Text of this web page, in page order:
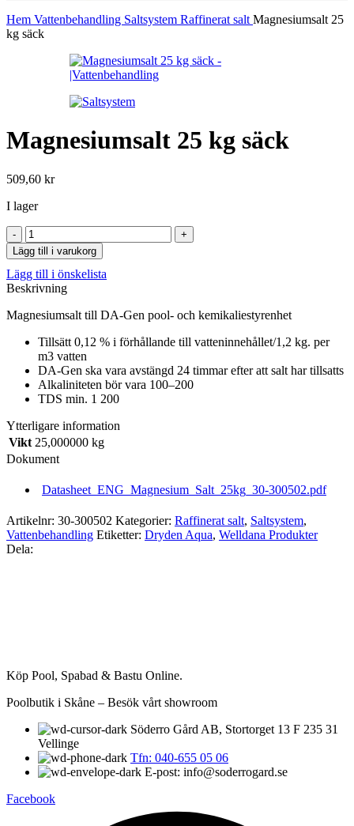
Hem Vattenbehandling Saltsystem Raffinerat salt Magnesiumsalt 25
kg säck
Magnesiumsalt 25 kg säck
509,60 kr
I lager
Magnesiumsalt
25
kg
säck
mängd
Lägg till i varukorg
Lägg till i önskelista
Beskrivning
Magnesiumsalt till DA-Gen pool- och kemikaliestyrenhet
Tillsätt 0,12 % i förhållande till vatteninnehållet/1,2 kg. per
m3 vatten
DA-Gen ska vara avstängd 24 timmar efter att salt har tillsatts
Alkaliniteten bör vara 100–200
TDS min. 1 200
Ytterligare information
Vikt 25,000000 kg
Dokument
Datasheet_ENG_Magnesium_Salt_25kg_30-300502.pdf
Artikelnr: 30-300502 Kategorier: Raffinerat salt, Saltsystem,
Vattenbehandling Etiketter: Dryden Aqua, Welldana Produkter
Dela:
Köp Pool, Spabad & Bastu Online.
Poolbutik i Skåne – Besök vårt showroom
Söderro Gård AB, Stortorget 13 F 235 31
Vellinge
Tfn: 040-655 05 06
E-post: info@soderrogard.se
Facebook